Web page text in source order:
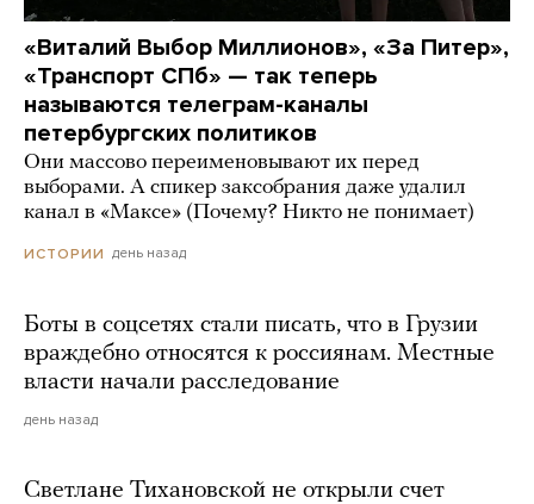
«Виталий Выбор Миллионов», «За Питер»,
«Транспорт СПб» — так теперь
называются телеграм-каналы
петербургских политиков
Они массово переименовывают их перед
выборами. А спикер заксобрания даже удалил
канал в «Максе» (Почему? Никто не понимает)
ИСТОРИИ день назад
Боты в соцсетях стали писать, что в Грузии
враждебно относятся к россиянам. Местные
власти начали расследование
день назад
Светлане Тихановской не открыли счет